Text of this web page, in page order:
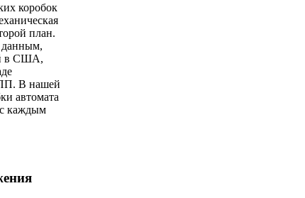
коробок
план.
данным,
в США,
В нашей
автомата
с каждым